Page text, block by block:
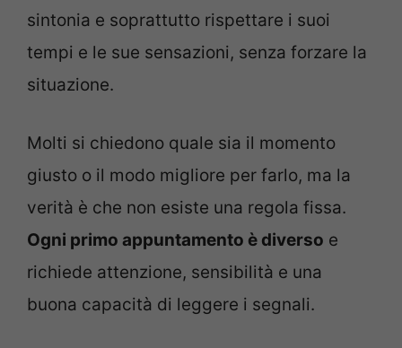
sintonia e soprattutto rispettare i suoi
tempi e le sue sensazioni, senza forzare la
situazione.
Molti si chiedono quale sia il momento
giusto o il modo migliore per farlo, ma la
verità è che non esiste una regola fissa.
Ogni primo appuntamento è diverso e
richiede attenzione, sensibilità e una
buona capacità di leggere i segnali.